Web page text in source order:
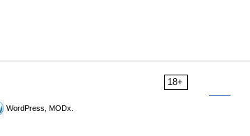
18+
WordPress, MODx.